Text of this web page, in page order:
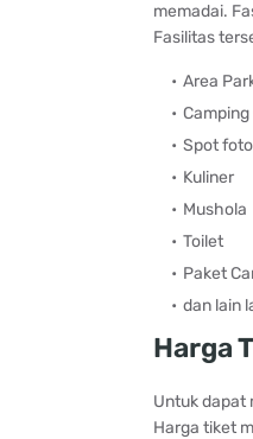
memadai.
Fasilitas
Area
Spot foto
Kuliner
Mushola
Toilet
Paket
dan lain
Harga
Untuk dapat
Harga tiket